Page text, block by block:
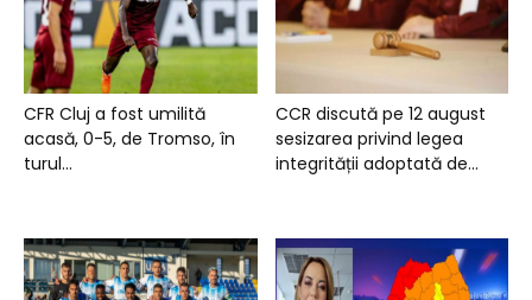
CFR Cluj a fost umilită
acasă, 0-5, de Tromso, în
turul...
CCR discută pe 12 august
sesizarea privind legea
integrității adoptată de...